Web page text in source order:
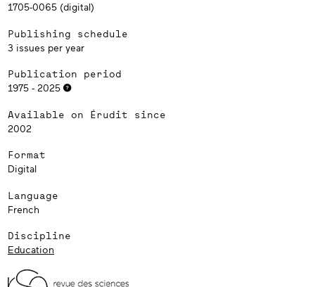
1705-0065 (digital)
Publishing schedule
3 issues per year
Publication period
1975 - 2025
Available on Érudit since
2002
Format
Digital
Language
French
Discipline
Education